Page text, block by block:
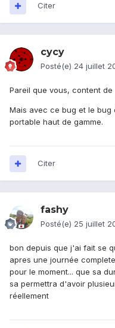
Citer
cycy
Posté(e) 24 juillet
Pareil que vous, content
Mais avec ce bug et le
portable haut de gamme.
Citer
fashy
Posté(e) 25 juillet
bon depuis que j'ai fait se
apres une journée
pour le moment... que sa
sa permettra d'avoir
réellement